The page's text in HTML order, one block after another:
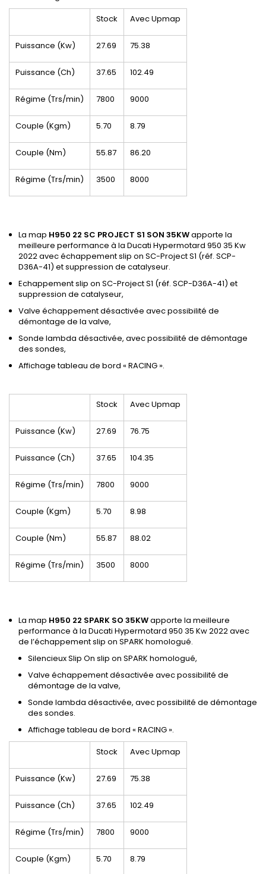
Stock
Avec Upmap
Puissance (Kw) 27.69 75.38
Puissance (Ch) 37.65 102.49
Régime (Trs/min) 7800 9000
Couple (Kgm) 5.70 8.79
Couple (Nm) 55.87 86.20
Régime (Trs/min) 3500 8000
La map H950 22 SC PROJECT S1 SON 35KWapporte la
meilleure performance à la Ducati Hypermotard 950 35 Kw
2022 avec échappement slip on SC-Project S1 (réf. SCP-
D36A-41) et suppression de catalyseur.
Echappement slip on SC-Project S1 (réf. SCP-D36A-41) et
suppression de catalyseur,
Valve échappement désactivée avec possibilité de
démontage de la valve,
Sonde lambda désactivée, avec possibilité de démontage
des sondes,
Affichage tableau de bord « RACING ».
Stock Avec Upmap
Puissance (Kw) 27.69 76.75
Puissance (Ch) 37.65 104.35
Régime (Trs/min) 7800 9000
Couple (Kgm) 5.70 8.98
Couple (Nm) 55.87 88.02
Régime (Trs/min) 3500 8000
La map H950 22 SPARK SO 35KWapporte la meilleure
performance à la Ducati Hypermotard 950 35 Kw 2022 avec
de l’échappement slip on SPARK homologué.
Silencieux Slip On slip on SPARK homologué,
Valve échappement désactivée avec possibilité de
démontage de la valve,
Sonde lambda désactivée, avec possibilité de démontage
des sondes.
Affichage tableau de bord « RACING ».
Stock
Avec Upmap
Puissance (Kw) 27.69 75.38
Puissance (Ch) 37.65 102.49
Régime (Trs/min) 7800 9000
Couple (Kgm) 5.70 8.79